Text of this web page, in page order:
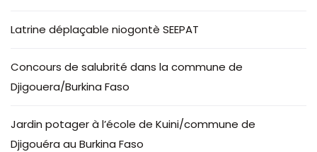
Latrine déplaçable niogontè SEEPAT
Concours de salubrité dans la commune de
Djigouera/Burkina Faso
Jardin potager à l’école de Kuini/commune de
Djigouéra au Burkina Faso